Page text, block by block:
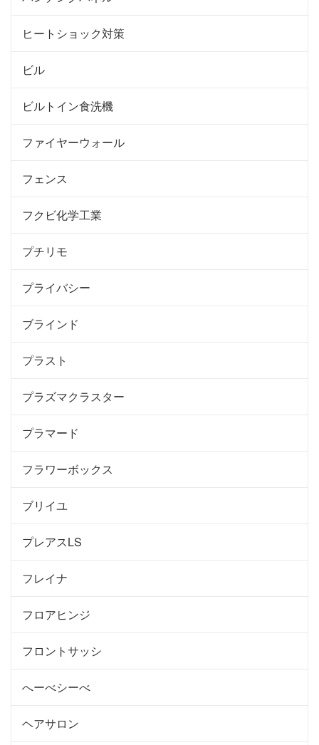
ヒートショック対策
ビル
ビルトイン食洗機
ファイヤーウォール
フェンス
フクビ化学工業
プチリモ
プライバシー
ブラインド
プラスト
プラズマクラスター
プラマード
フラワーボックス
ブリイユ
プレアスLS
フレイナ
フロアヒンジ
フロントサッシ
へーべシーべ
ヘアサロン